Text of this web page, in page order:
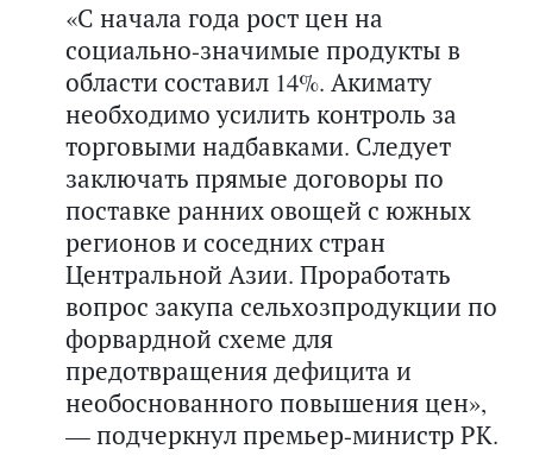
«С начала года рост цен на
социально-значимые продукты в
области составил 14%. Акимату
необходимо усилить контроль за
торговыми надбавками. Следует
заключать прямые договоры по
поставке ранних овощей с южных
регионов и соседних стран
Центральной Азии. Проработать
вопрос закупа сельхозпродукции по
форвардной схеме для
предотвращения дефицита и
необоснованного повышения цен»,
— подчеркнул премьер-министр РК.